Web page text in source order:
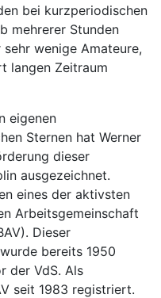
bei kurzperiodischen
mehrerer Stunden
wenige Amateure,
langen Zeitraum
eigenen
Sternen hat Werner
dieser
ausgezeichnet.
eines der aktivsten
Arbeitsgemeinschaft
Dieser
bereits 1950
der VdS. Als
seit 1983 registriert.